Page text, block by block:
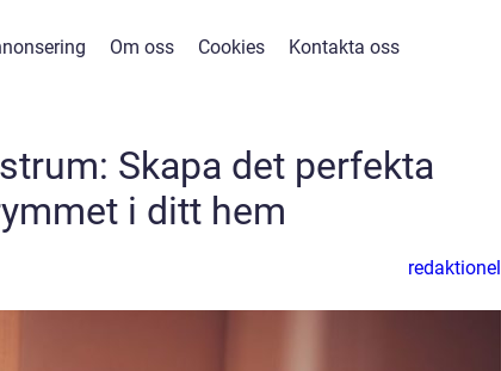
Om oss Cookies Kontakta oss
Skapa det perfekta
i ditt hem
redaktionel